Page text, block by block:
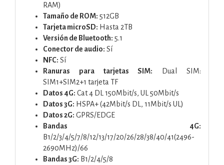
RAM)
Tamaño de ROM: 512GB
Tarjeta microSD: Hasta 2TB
Versión de Bluetooth: 5.1
Conector de audio: Sí
NFC: Sí
Ranuras para tarjetas SIM: Dual SIM:
SIM1+SIM2+1 tarjeta TF
Datos 4G: Cat 4 DL 150Mbit/s, UL 50Mbit/s
Datos 3G: HSPA+ (42Mbit/s DL, 11Mbit/s UL)
Datos 2G: GPRS/EDGE
Bandas 4G:
B1/2/3/4/5/7/8/12/13/17/20/26/28/38/40/41(2496-
2690MHz)/66
Bandas 3G: B1/2/4/5/8